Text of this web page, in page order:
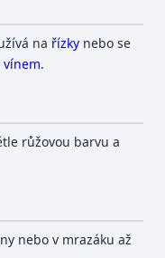
na řízky nebo se
vínem.
růžovou barvu a
nebo v mrazáku až